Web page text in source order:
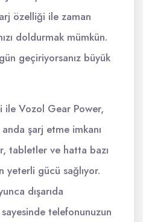
özelliği ile zaman
doldurmak mümkün.
geçiriyorsanız büyük
Vozol Gear Power,
şarj etme imkanı
tabletler ve hatta bazı
yeterli gücü sağlıyor.
dışarıda
telefonunuzun